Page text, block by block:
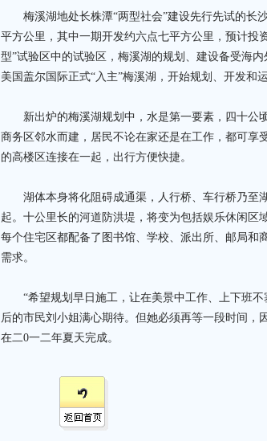
梅溪湖地处长株潭“两型社会”建设先行先试的长
平方公里，其中一期开发约六点七平方公里，预计投
型”试验区中的试验区，梅溪湖的规划、建设备受海
美国盖尔国际正式“入主”梅溪湖，开始规划、开发和运
新出炉的梅溪湖规划中，水是第一要素，四十公顷
商务区邻水而建，居民不论在家还是在工作，都可享
的高楼区连接在一起，出行方便快捷。
湖体本身将化阻碍成通渠，人行桥、车行桥乃至
起。十公里长的河道防洪堤，将变为包括娱乐休闲区
每个住宅区都配备了图书馆、学校、派出所、邮局和
需求。
“希望规划早日施工，让在美景中工作、上下班不
后的市民刘小姐满心期待。但她必须再等一段时间，
在二0一二年夏天完成。